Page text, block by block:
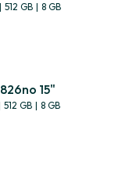
| 512 GB | 8 GB
15"
512 GB | 8 GB